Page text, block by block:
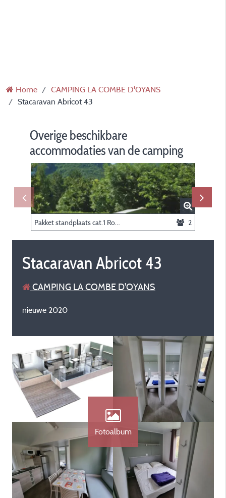
Home
CAMPING LA COMBE D'OYANS
Stacaravan Abricot 43
Overige beschikbare
accommodaties van de camping
2
Stacaravan Abricot 43
CAMPING LA COMBE D'OYANS
nieuwe 2020
Fotoalbum